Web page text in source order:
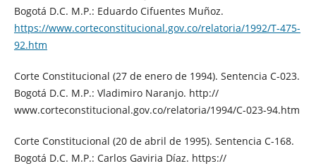
Bogotá D.C. M.P.: Eduardo Cifuentes Muñoz.
https://www.corteconstitucional.gov.co/relatoria/1992/T-475-
92.htm
Corte Constitucional (27 de enero de 1994). Sentencia C-023.
Bogotá D.C. M.P.: Vladimiro Naranjo. http://
www.corteconstitucional.gov.co/relatoria/1994/C-023-94.htm
Corte Constitucional (20 de abril de 1995). Sentencia C-168.
Bogotá D.C. M.P.: Carlos Gaviria Díaz. https://